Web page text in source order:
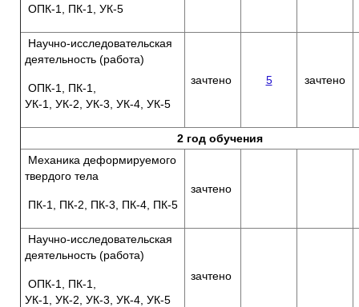
ОПК-1, ПК-1, УК-5
Научно-исследовательская
деятельность (работа)
ОПК-1, ПК-1,
УК-1, УК-2, УК-3, УК-4, УК-5
зачтено 5 зачтено
2 год обучения
Механика деформируемого
твердого тела
ПК-1, ПК-2, ПК-3, ПК-4, ПК-5
зачтено
Научно-исследовательская
деятельность (работа)
ОПК-1, ПК-1,
УК-1, УК-2, УК-3, УК-4, УК-5
зачтено